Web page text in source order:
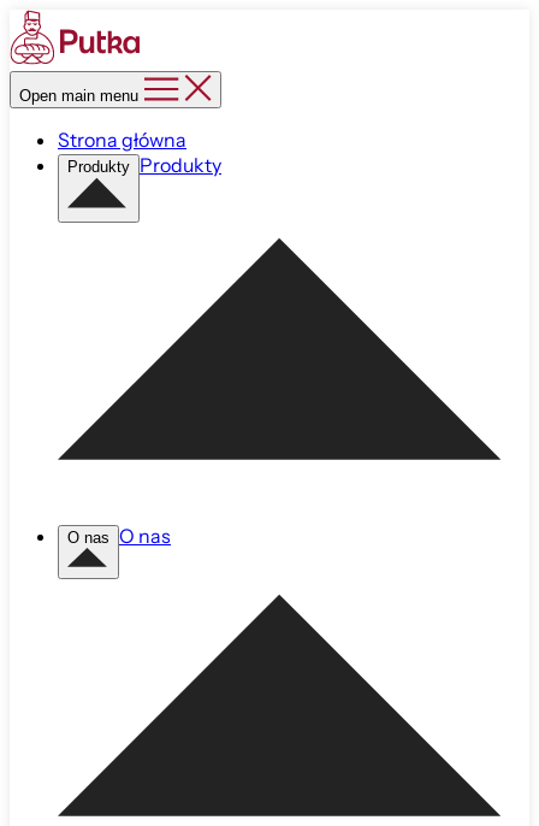
Open main menu
Strona główna
Produkty Produkty
O nas O nas